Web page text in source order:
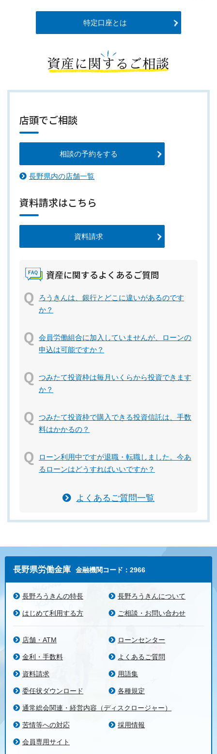
特定口座とは
資産に関するご相談
店頭でご相談
相談の予約をする
長野県内の店舗一覧
資料請求はこちら
資料請求
資産に関するよくあるご質問
ろうきんは、銀行とどこに違いがあるのです
か？
会員労働組合に加入していませんが、ローンの
申込は可能ですか？
つみたて投資枠は毎月いくらから投資できます
か？
つみたて投資枠で購入できる投資信託は、手数
料はかかるの？
ローン利用中ですが退職・転職しました。今あ
るローンはどうすればいいですか？
よくあるご質問一覧
長野県労働金庫 金融機関コード：2966
長野ろうきんの特長 長野ろうきんについて
はじめて利用する方 ご相談・お問い合わせ
店舗・ATM ローンセンター
金利・手数料 よくあるご質問
資料請求 用語集
委任状ダウンロード 各種規定
通常総会関連・経営内容（ディスクロージャー）
苦情等への対応 採用情報
会員専用サイト